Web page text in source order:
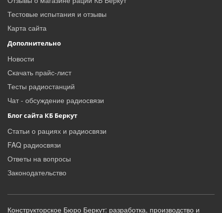
Тестовые испытания и отзывы
Карта сайта
Дополнительно
Новости
Скачать прайс-лист
Тесты радиостанций
Чат - обсуждение радиосвязи
Блог сайта КБ Беркут
Статьи о рациях и радиосвязи
FAQ радиосвязи
Ответы на вопросы
Законодательство
Конструкторское Бюро Беркут: разработка, производство и